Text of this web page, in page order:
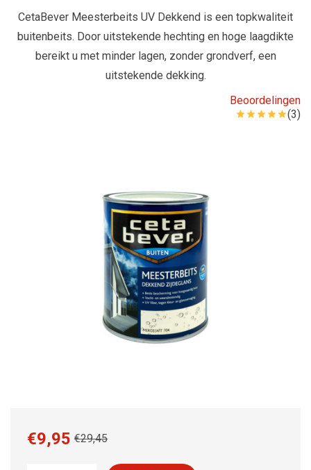
CetaBever Meesterbeits UV Dekkend is een topkwaliteit
buitenbeits. Door uitstekende hechting en hoge laagdikte
bereikt u met minder lagen, zonder grondverf, een
uitstekende dekking.
Beoordelingen
(3)
€29,45
€9,95